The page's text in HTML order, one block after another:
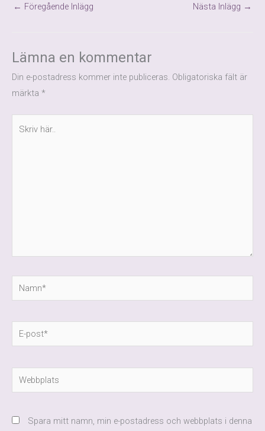
← Föregående Inlägg Nästa Inlägg →
Lämna en kommentar
Din e-postadress kommer inte publiceras. Obligatoriska fält är
märkta *
Namn*
post*
Webbplats
Spara mitt namn, min e-postadress och webbplats i denna